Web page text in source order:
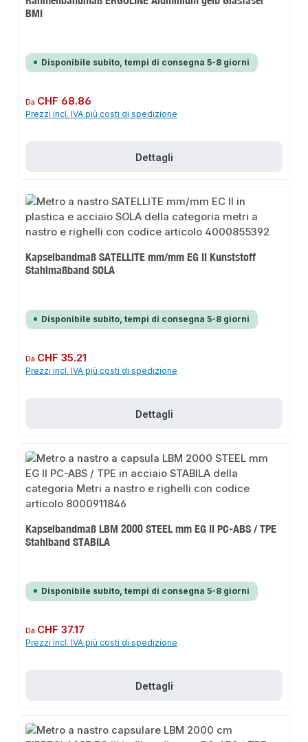
BMI
Disponibile subito, tempi di consegna 5-8 giorni
Prezzo normale:
Da CHF 68.86
Prezzi incl. IVA più costi di spedizione
Dettagli
Kapselbandmaß SATELLITE mm/mm EG II Kunststoff
Stahlmaßband SOLA
Disponibile subito, tempi di consegna 5-8 giorni
Prezzo normale:
Da CHF 35.21
Prezzi incl. IVA più costi di spedizione
Dettagli
Kapselbandmaß LBM 2000 STEEL mm EG II PC-ABS / TPE
Stahlband STABILA
Disponibile subito, tempi di consegna 5-8 giorni
Prezzo normale:
Da CHF 37.17
Prezzi incl. IVA più costi di spedizione
Dettagli